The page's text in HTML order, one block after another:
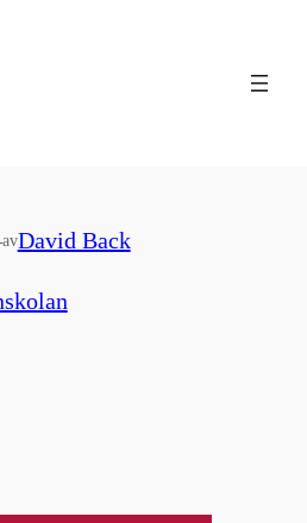
runt – alla
avDavid Back